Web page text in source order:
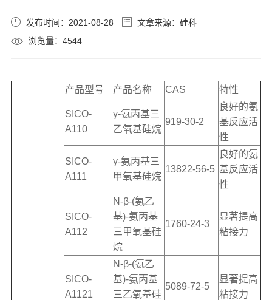
发布时间：2021-08-28
文章来源：硅科
浏览量：4544
产品型号 产品名称 CAS 特性
SICO-
A110
γ-氨丙基三
乙氧基硅烷
919-30-2
良好的氨
基反应活
性
SICO-
A111
γ-氨丙基三
甲氧基硅烷
13822-56-5
良好的氨
基反应活
性
SICO-
A112
N-β-(氨乙
基)-氨丙基
三甲氧基硅
烷
1760-24-3
显著提高
粘接力
SICO-
A1121
N-β-(氨乙
基)-氨丙基
三乙氧基硅
5089-72-5
显著提高
粘接力